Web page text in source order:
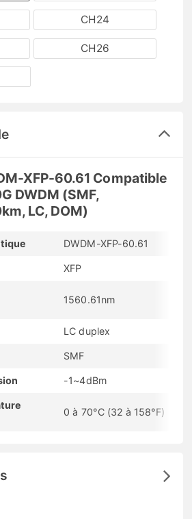
CH24
CH26
XFP-60.61 Compatible
DWDM (SMF,
LC, DOM)
DWDM-XFP-60.61
XFP
1560.61nm
LC duplex
SMF
-1~4dBm
0 à 70°C (32 à 158°F)